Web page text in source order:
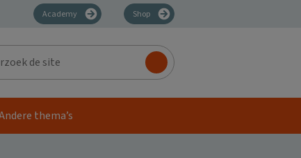
Academy Shop
thema’s